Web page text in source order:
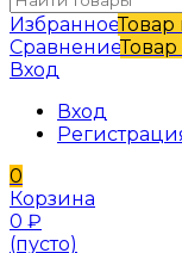
ИзбранноеТовар
Сравнение
Вход
Вход
0
Корзина
0 ₽
(пусто)